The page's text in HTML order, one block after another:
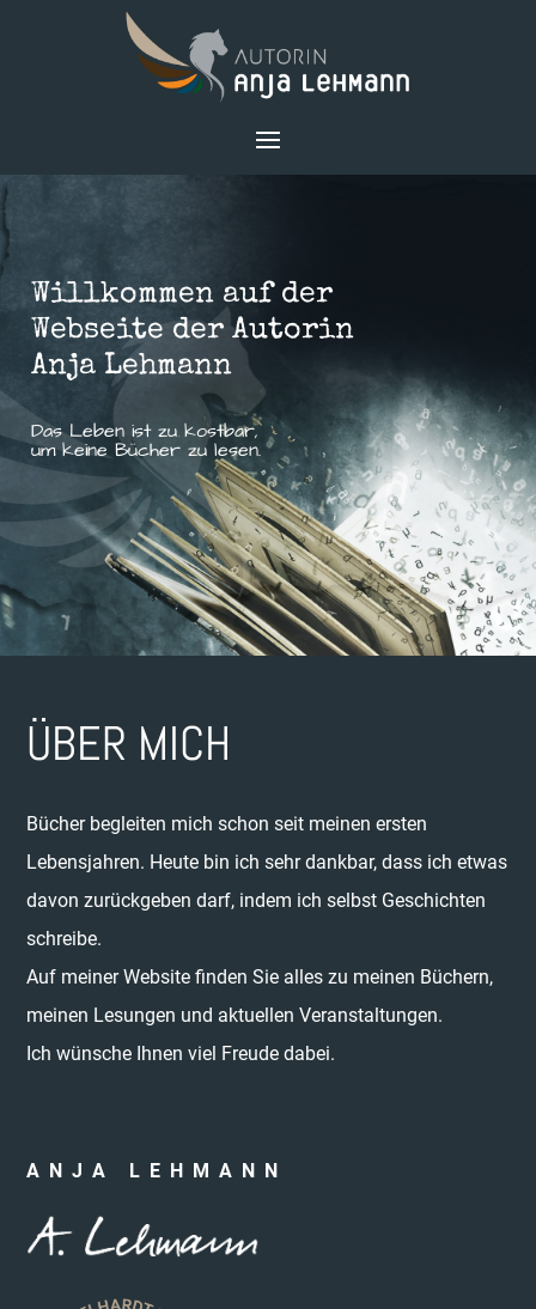
Willkommen auf der
Webseite der Autorin
Anja Lehmann
Das Leben ist zu kostbar,
um keine Bücher zu lesen.
ÜBER MICH
Bücher begleiten mich schon seit meinen ersten
Lebensjahren. Heute bin ich sehr dankbar, dass ich etwas
davon zurückgeben darf, indem ich selbst Geschichten
schreibe.
Auf meiner Website finden Sie alles zu meinen Büchern,
meinen Lesungen und aktuellen Veranstaltungen.
Ich wünsche Ihnen viel Freude dabei.
ANJA LEHMANN